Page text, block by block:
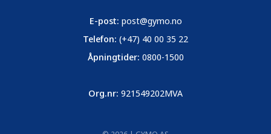
E-post: post@gymo.no
Telefon: (+47) 40 00 35 22
Åpningtider: 0800-1500
Org.nr: 921549202MVA